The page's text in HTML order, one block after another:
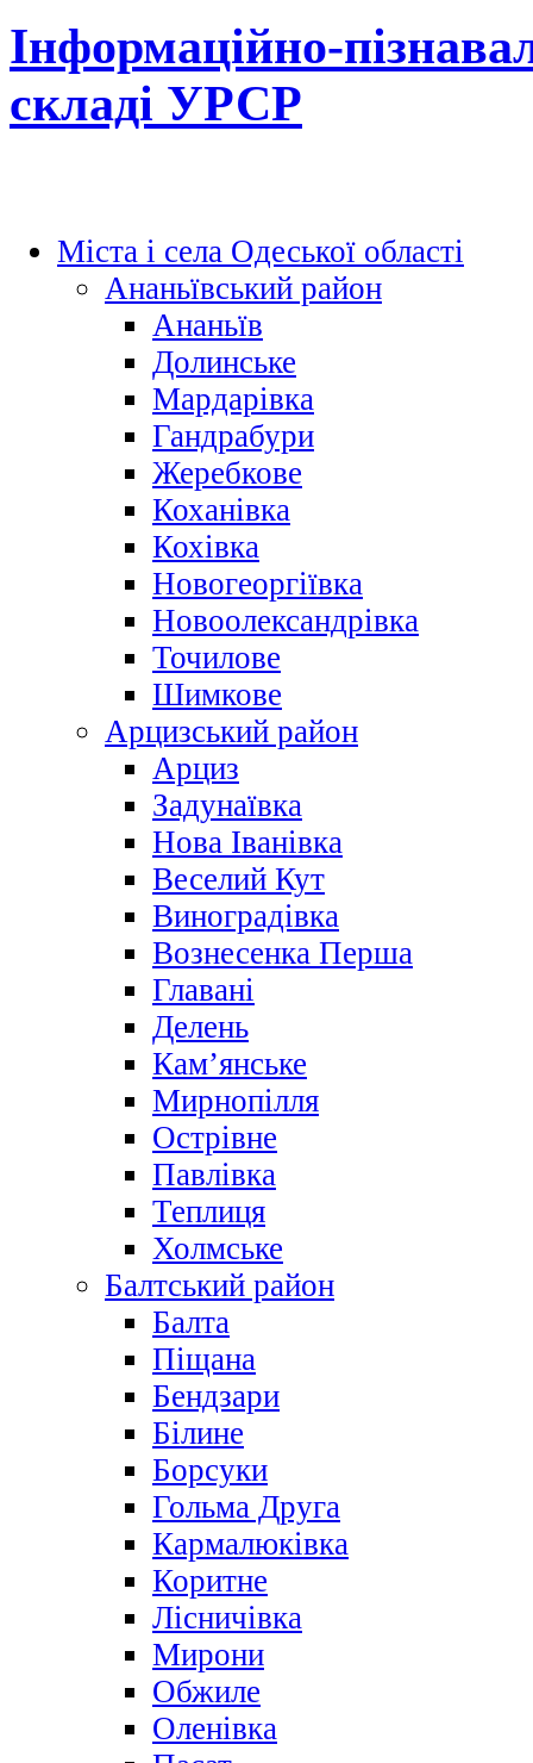
Інформаційно-
складі УРСР
Міста і села Одеської області
Ананьївський район
Ананьїв
Долинське
Мардарівка
Гандрабури
Жеребкове
Коханівка
Кохівка
Новогеоргіївка
Новоолександрівка
Точилове
Шимкове
Арцизський район
Арциз
Задунаївка
Нова Іванівка
Веселий Кут
Виноградівка
Вознесенка Перша
Главані
Делень
Кам’янське
Мирнопілля
Острівне
Павлівка
Теплиця
Холмське
Балтський район
Балта
Піщана
Бендзари
Білине
Борсуки
Гольма Друга
Кармалюківка
Коритне
Лісничівка
Мирони
Обжиле
Оленівка